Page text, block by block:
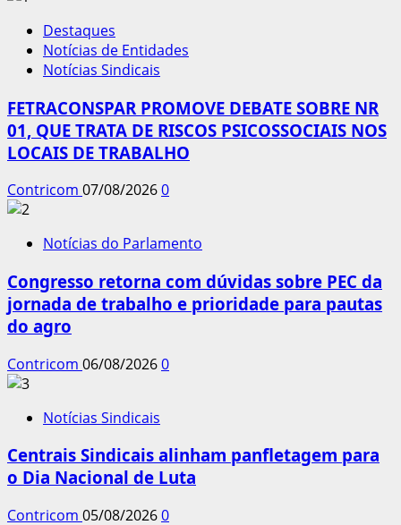
Destaques
Notícias de Entidades
Notícias Sindicais
FETRACONSPAR PROMOVE DEBATE SOBRE NR
01, QUE TRATA DE RISCOS PSICOSSOCIAIS NOS
LOCAIS DE TRABALHO
Contricom 07/08/20260
Notícias do Parlamento
Congresso retorna com dúvidas sobre PEC da
jornada de trabalho e prioridade para pautas
do agro
Contricom 06/08/20260
Notícias Sindicais
Centrais Sindicais alinham panfletagem para
o Dia Nacional de Luta
Contricom 05/08/20260